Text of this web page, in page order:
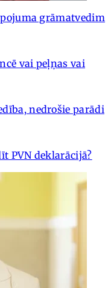
grāmatvedim
vai peļņas vai
nedrošie parādi
PVN deklarācijā?